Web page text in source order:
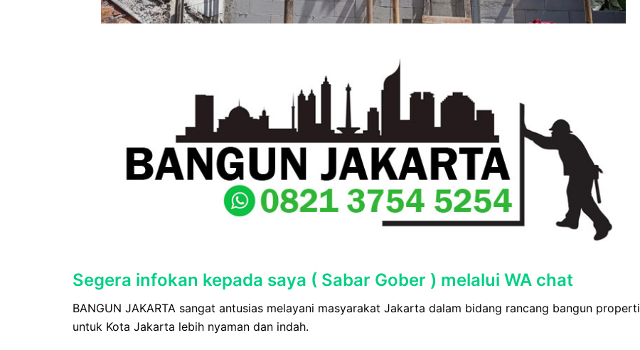
Segera infokan kepada saya ( Sabar Gober ) melalui WA chat
BANGUN JAKARTA sangat antusias melayani masyarakat Jakarta dalam bidang rancang bangun properti
untuk Kota Jakarta lebih nyaman dan indah.